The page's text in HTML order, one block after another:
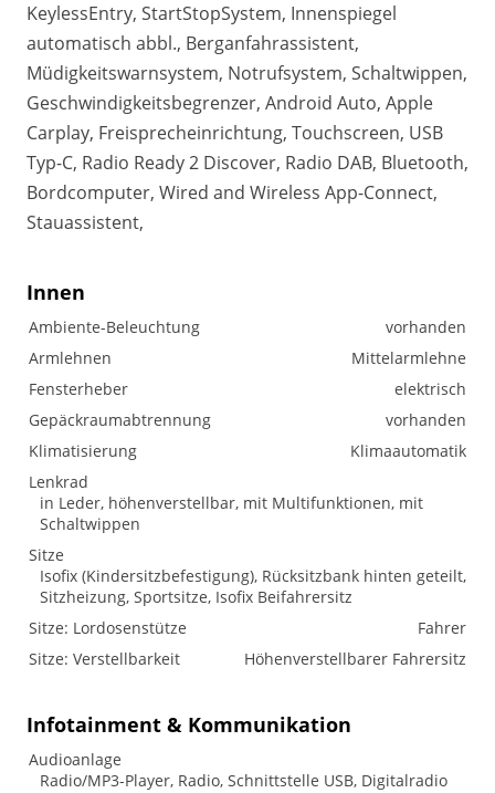
KeylessEntry, StartStopSystem, Innenspiegel
automatisch abbl., Berganfahrassistent,
Müdigkeitswarnsystem, Notrufsystem, Schaltwippen,
Geschwindigkeitsbegrenzer, Android Auto, Apple
Carplay, Freisprecheinrichtung, Touchscreen, USB
Typ-C, Radio Ready 2 Discover, Radio DAB, Bluetooth,
Bordcomputer, Wired and Wireless App-Connect,
Stauassistent,
Innen
Ambiente-Beleuchtung
vorhanden
Armlehnen
Mittelarmlehne
Fensterheber
elektrisch
Gepäckraumabtrennung
vorhanden
Klimatisierung
Klimaautomatik
Lenkrad
in Leder, höhenverstellbar, mit Multifunktionen, mit
Schaltwippen
Sitze
Isofix (Kindersitzbefestigung), Rücksitzbank hinten geteilt,
Sitzheizung, Sportsitze, Isofix Beifahrersitz
Sitze: Lordosenstütze
Fahrer
Sitze: Verstellbarkeit
Höhenverstellbarer Fahrersitz
Infotainment & Kommunikation
Audioanlage
Radio/MP3-Player, Radio, Schnittstelle USB, Digitalradio